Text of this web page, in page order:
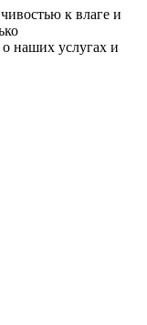
к влаге и
наших услугах и